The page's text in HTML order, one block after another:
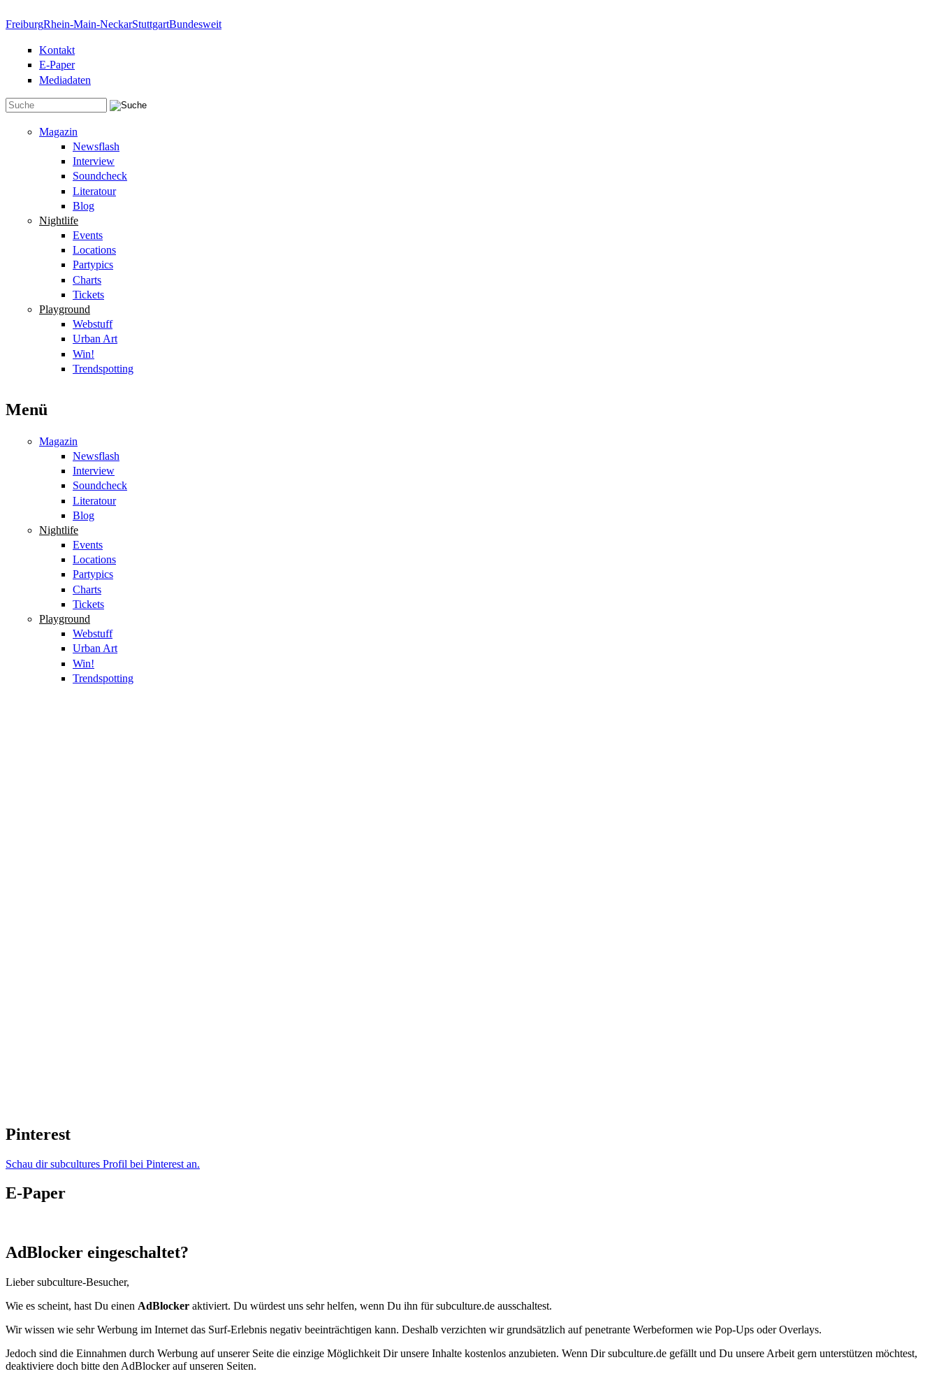
FreiburgRhein-Main-NeckarStuttgartBundesweit
Kontakt
E-Paper
Mediadaten
Magazin
Newsflash
Interview
Soundcheck
Literatour
Blog
Nightlife
Events
Locations
Partypics
Charts
Tickets
Playground
Webstuff
Urban Art
Win!
Trendspotting
Menü
Magazin
Newsflash
Interview
Soundcheck
Literatour
Blog
Nightlife
Events
Locations
Partypics
Charts
Tickets
Playground
Webstuff
Urban Art
Win!
Trendspotting
Pinterest
Schau dir subcultures Profil bei Pinterest an.
E-Paper
AdBlocker eingeschaltet?
Lieber subculture-Besucher,
Wie es scheint, hast Du einen AdBlocker aktiviert. Du würdest uns sehr helfen, wenn Du ihn für subculture.de ausschaltest.
Wir wissen wie sehr Werbung im Internet das Surf-Erlebnis negativ beeinträchtigen kann. Deshalb verzichten wir grundsätzlich auf penetrante Werbeformen wie Pop-Ups oder Overlays.
Jedoch sind die Einnahmen durch Werbung auf unserer Seite die einzige Möglichkeit Dir unsere Inhalte kostenlos anzubieten. Wenn Dir subculture.de gefällt und Du unsere Arbeit gern unterstützen möchtest,
deaktiviere doch bitte den AdBlocker auf unseren Seiten.